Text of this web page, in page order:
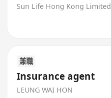
Sun Life Hong Kong Limited
兼職
Insurance agent
LEUNG WAI HON